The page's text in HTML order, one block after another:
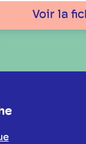
Voir la